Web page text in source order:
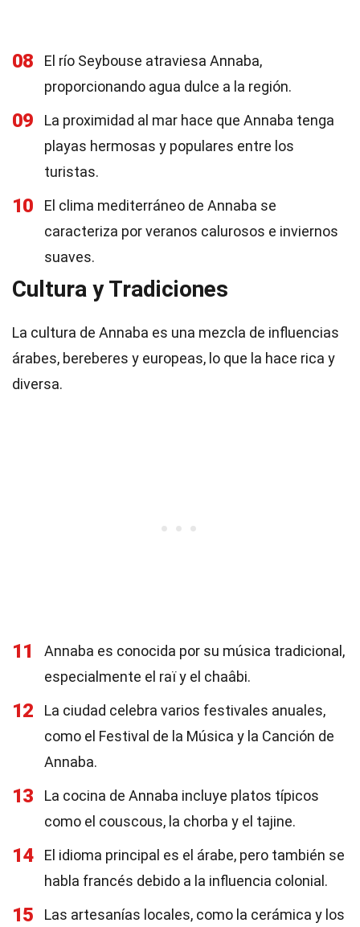
08
El río Seybouse atraviesa Annaba,
proporcionando agua dulce a la región.
09
La proximidad al mar hace que Annaba tenga
playas hermosas y populares entre los
turistas.
10
El clima mediterráneo de Annaba se
caracteriza por veranos calurosos e inviernos
suaves.
Cultura y Tradiciones
La cultura de Annaba es una mezcla de influencias
árabes, bereberes y europeas, lo que la hace rica y
diversa.
11
Annaba es conocida por su música tradicional,
especialmente el raï y el chaâbi.
12
La ciudad celebra varios festivales anuales,
como el Festival de la Música y la Canción de
Annaba.
13
La cocina de Annaba incluye platos típicos
como el couscous, la chorba y el tajine.
14
El idioma principal es el árabe, pero también se
habla francés debido a la influencia colonial.
15
Las artesanías locales, como la cerámica y los